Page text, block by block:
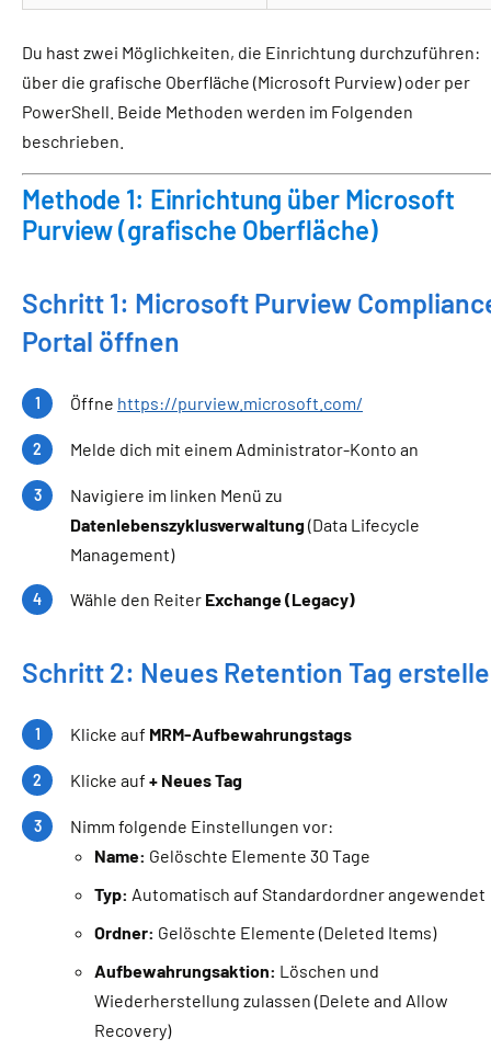
Du hast zwei Möglichkeiten, die Einrichtung durchzuführen:
über die grafische Oberfläche (Microsoft Purview) oder per
PowerShell. Beide Methoden werden im Folgenden
beschrieben.
Methode 1: Einrichtung über Microsoft
Purview (grafische Oberfläche)
Schritt 1: Microsoft Purview
Portal öffnen
Öffne https://purview.microsoft.com/
Melde dich mit einem Administrator-Konto an
Navigiere im linken Menü zu
Datenlebenszyklusverwaltung(Data Lifecycle
Management)
Wähle den Reiter Exchange (Legacy)
Schritt 2: Neues Retention Tag
Klicke auf MRM-Aufbewahrungstags
Klicke auf + Neues Tag
Nimm folgende Einstellungen vor:
Name: Gelöschte Elemente 30 Tage
Typ: Automatisch auf Standardordner angewendet
Ordner: Gelöschte Elemente (Deleted Items)
Aufbewahrungsaktion: Löschen und
Wiederherstellung zulassen (Delete and Allow
Recovery)